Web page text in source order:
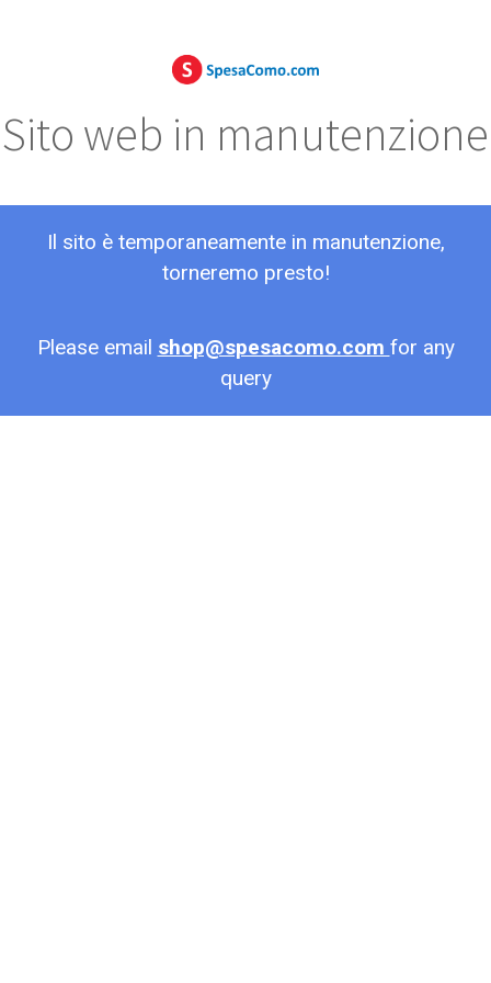
Sito web in manutenzione
Il sito è temporaneamente in manutenzione,
torneremo presto!
Please email shop@spesacomo.com for any
query